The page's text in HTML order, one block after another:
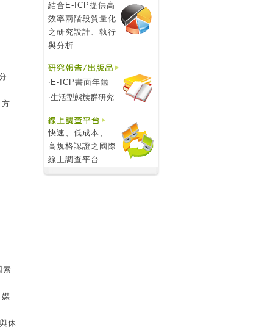
素
休
結合E-ICP提供高
效率兩階段質量化
之研究設計、執行
與分析
‧E-ICP書面年鑑
‧生活型態族群研究
快速、低成本、
高規格認證之國際
線上調查平台